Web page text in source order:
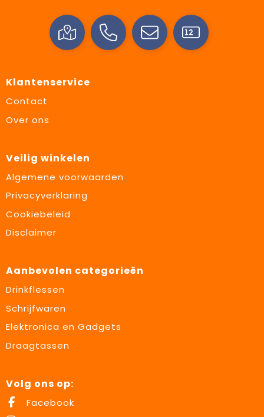
Klantenservice
Contact
Over ons
Veilig winkelen
Algemene voorwaarden
Privacyverklaring
Cookiebeleid
Disclaimer
Aanbevolen categorieën
Drinkflessen
Schrijfwaren
Elektronica en Gadgets
Draagtassen
Volg ons op:
Facebook